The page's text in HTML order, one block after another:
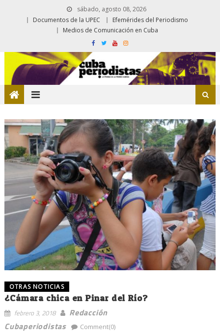
sábado, agosto 08, 2026
Documentos de la UPEC
Efemérides del Periodismo
Medios de Comunicación en Cuba
OTRAS NOTICIAS
¿Cámara chica en Pinar del Río?
febrero 3, 2018
Redacción
Cubaperiodistas
Comment(0)